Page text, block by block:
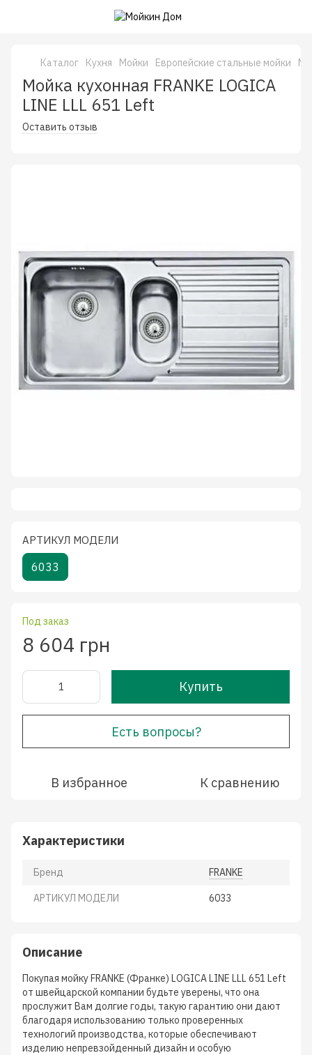
Каталог Кухня Мойки Европейские стальные мойки
Мойка кухонная FRANKE LOGICA
LINE LLL 651 Left
Оставить отзыв
АРТИКУЛ МОДЕЛИ
6033
Под заказ
8 604 грн
Купить
Есть вопросы?
В избранное К сравнению
Характеристики
Бренд FRANKE
АРТИКУЛ МОДЕЛИ 6033
Описание
Покупая мойку FRANKE (Франке) LOGICA LINE LLL 651 Left
от швейцарской компании будьте уверены, что она
прослужит Вам долгие годы, такую гарантию они дают
благодаря использованию только проверенных
технологий производства, которые обеспечивают
изделию непревзойденный дизайн и особую